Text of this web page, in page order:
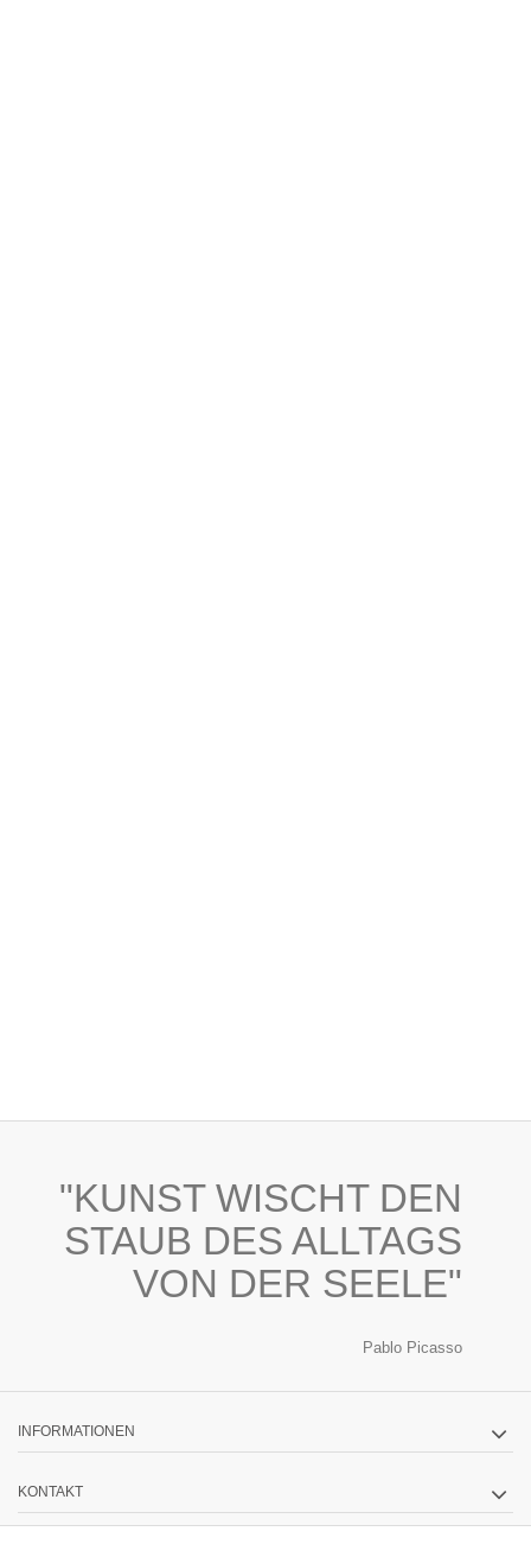
"KUNST WISCHT DEN
STAUB DES ALLTAGS
VON DER SEELE"
Pablo Picasso
INFORMATIONEN
KONTAKT